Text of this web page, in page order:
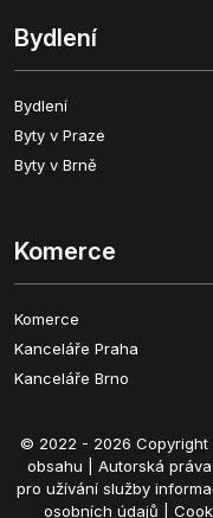
Bydlení
Bydlení
Byty v Praze
Byty v Brně
Komerce
Komerce
Kanceláře Praha
Kanceláře Brno
© 2022 - 2026 Copyright
obsahu | Autorská
pro užívání služby
osobních údajů